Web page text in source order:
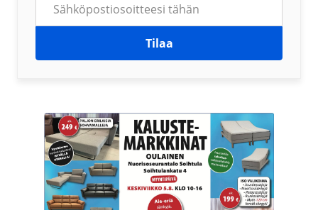
Tilaa